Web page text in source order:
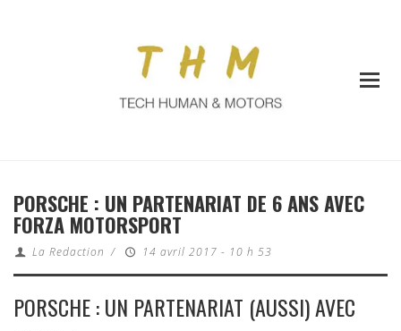
PORSCHE : UN PARTENARIAT DE 6 ANS AVEC
FORZA MOTORSPORT
La Redaction / 14 avril 2017 - 10 h 53
PORSCHE : UN PARTENARIAT (AUSSI) AVEC